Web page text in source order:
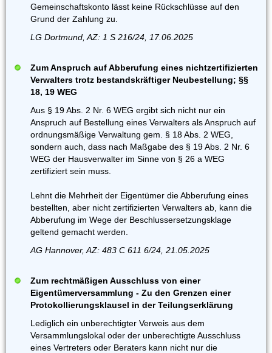
Gemeinschaftskonto lässt keine Rückschlüsse auf den
Grund der Zahlung zu.
LG Dortmund, AZ: 1 S 216/24, 17.06.2025
Zum Anspruch auf Abberufung eines nichtzertifizierten
Verwalters trotz bestandskräftiger Neubestellung; §§
18, 19 WEG
Aus § 19 Abs. 2 Nr. 6 WEG ergibt sich nicht nur ein
Anspruch auf Bestellung eines Verwalters als Anspruch auf
ordnungsmäßige Verwaltung gem. § 18 Abs. 2 WEG,
sondern auch, dass nach Maßgabe des § 19 Abs. 2 Nr. 6
WEG der Hausverwalter im Sinne von § 26 a WEG
zertifiziert sein muss.
Lehnt die Mehrheit der Eigentümer die Abberufung eines
bestellten, aber nicht zertifizierten Verwalters ab, kann die
Abberufung im Wege der Beschlussersetzungsklage
geltend gemacht werden.
AG Hannover, AZ: 483 C 611 6/24, 21.05.2025
Zum rechtmäßigen Ausschluss von einer
Eigentümerversammlung - Zu den Grenzen einer
Protokollierungsklausel in der Teilungserklärung
Lediglich ein unberechtigter Verweis aus dem
Versammlungslokal oder der unberechtigte Ausschluss
eines Vertreters oder Beraters kann nicht nur die